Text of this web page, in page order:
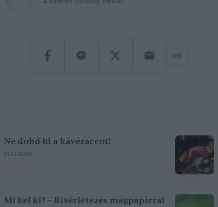
A szerző további cikkei
Ne dobd ki a kávézaccot!
HULLADÉK
Mi kel ki? – Kísérletezés magpapírral